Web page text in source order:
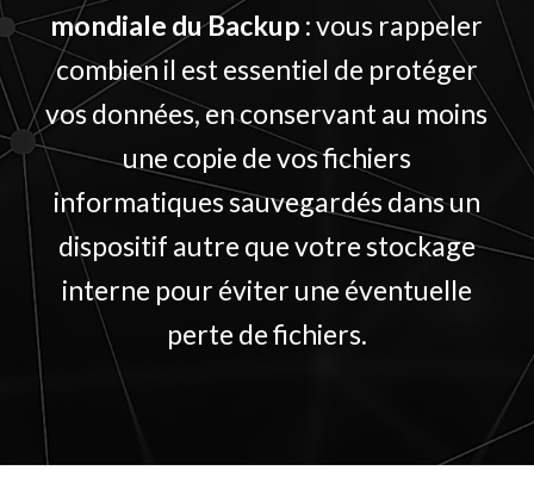
mondiale du Backup : vous rappeler
combien il est essentiel de protéger
vos données, en conservant au moins
une copie de vos fichiers
informatiques sauvegardés dans un
dispositif autre que votre stockage
interne pour éviter une éventuelle
perte de fichiers.